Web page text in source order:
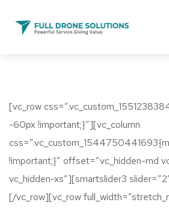
[vc_row
-60px !important;}”][vc_column
!important;}” offset=”vc_hidden-md
vc_hidden-xs”][smartslider3
[/vc_row][vc_row